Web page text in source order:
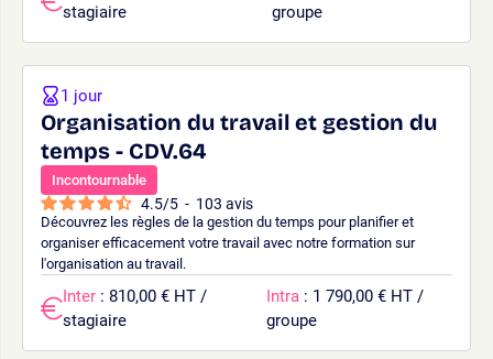
stagiaire
groupe
Organisation du travail et gestion du
temps - CDV.64
Incontournable
4.5/5 - 103 avis
Découvrez les règles de la gestion du temps pour planifier et
organiser efficacement votre travail avec notre formation sur
l'organisation au travail.
1 jour
Inter : 810,00 € HT /
stagiaire
Intra : 1 790,00 € HT /
groupe